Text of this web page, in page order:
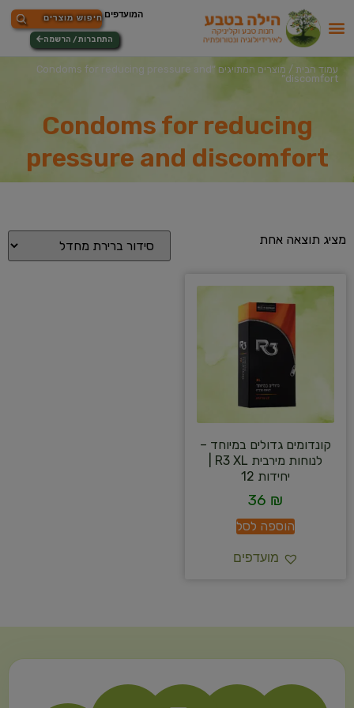
התחברות / הרשמה
עמוד הבית
/ מוצרים המתויגים “Condoms for reducing pressure and
discomfort”
Condoms for reducing
pressure and discomfort
מציג תוצאה אחת
קונדומים גדולים במיוחד –
יחידות 12
36 ₪
הוספה לסל
מועדפים